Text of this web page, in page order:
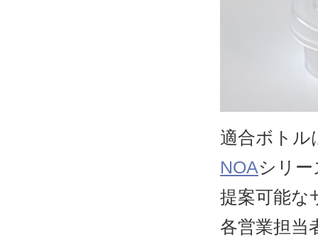
適合ボト
NOAシリ
提案可能な
各営業担当